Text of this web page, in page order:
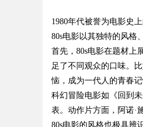
uz
1980年代被誉为电影史
80s电影以其独特的风格
首先，80s电影在题材上
足了不同观众的口味。
恼，成为一代人的青春记
科幻冒险电影如《回到
表。动作片方面，阿诺·
80s电影的风格也极具辨